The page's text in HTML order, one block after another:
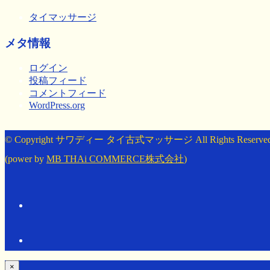
タイマッサージ
メタ情報
ログイン
投稿フィード
コメントフィード
WordPress.org
© Copyright サワディー タイ古式マッサージ All Rights
(power by MB THAi COMMERCE株式会社)
×